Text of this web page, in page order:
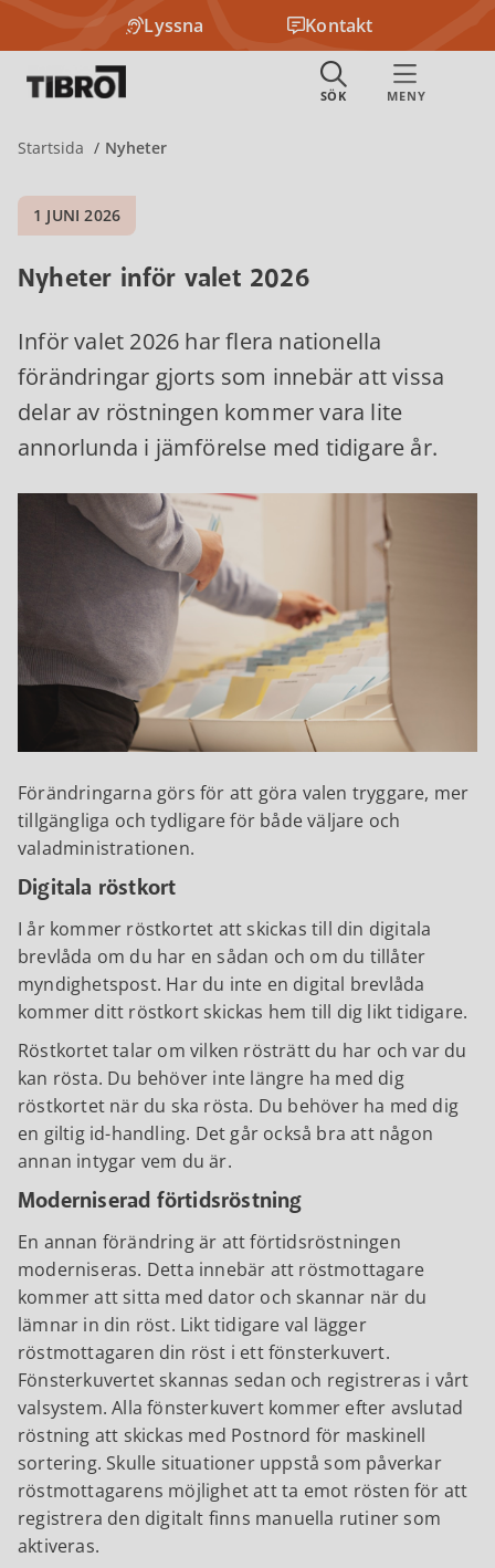
Lyssna Kontakt
Startsida Nyheter
1 JUNI 2026
Nyheter inför valet 2026
Inför valet 2026 har flera nationella
förändringar gjorts som innebär att vissa
delar av röstningen kommer vara lite
annorlunda i jämförelse med tidigare år.
Förändringarna görs för att göra valen tryggare, mer
tillgängliga och tydligare för både väljare och
valadministrationen.
Digitala röstkort
I år kommer röstkortet att skickas till din digitala
brevlåda om du har en sådan och om du tillåter
myndighetspost. Har du inte en digital brevlåda
kommer ditt röstkort skickas hem till dig likt tidigare.
Röstkortet talar om vilken rösträtt du har och var du
kan rösta. Du behöver inte längre ha med dig
röstkortet när du ska rösta. Du behöver ha med dig
en giltig id-handling. Det går också bra att någon
annan intygar vem du är.
Moderniserad förtidsröstning
En annan förändring är att förtidsröstningen
moderniseras. Detta innebär att röstmottagare
kommer att sitta med dator och skannar när du
lämnar in din röst. Likt tidigare val lägger
röstmottagaren din röst i ett fönsterkuvert.
Fönsterkuvertet skannas sedan och registreras i vårt
valsystem. Alla fönsterkuvert kommer efter avslutad
röstning att skickas med Postnord för maskinell
sortering. Skulle situationer uppstå som påverkar
röstmottagarens möjlighet att ta emot rösten för att
registrera den digitalt finns manuella rutiner som
aktiveras.